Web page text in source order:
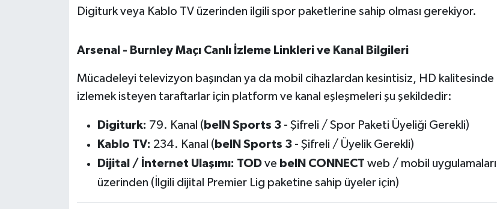
Digiturk veya Kablo TV üzerinden ilgili spor paketlerine sahip olması gerekiyor.
Arsenal - Burnley Maçı Canlı İzleme Linkleri ve Kanal Bilgileri
Mücadeleyi televizyon başından ya da mobil cihazlardan kesintisiz, HD kalitesinde
izlemek isteyen taraftarlar için platform ve kanal eşleşmeleri şu şekildedir:
Digiturk: 79. Kanal ( beIN Sports 3- Şifreli / Spor Paketi Üyeliği Gerekli)
Kablo TV: 234. Kanal ( beIN Sports 3- Şifreli / Üyelik Gerekli)
Dijital / İnternet Ulaşımı: TODve beIN CONNECT web / mobil uygulamaları
üzerinden (İlgili dijital Premier Lig paketine sahip üyeler için)
SÜRMANŞET
TEKNOLOJİ